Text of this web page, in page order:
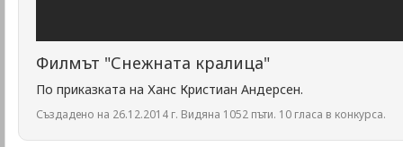
Филмът "Снежната кралица"
По приказката на Ханс Кристиан Андерсен.
Създадено на 26.12.2014 г. Видяна 1052 пъти. 10 гласа в конкурса.